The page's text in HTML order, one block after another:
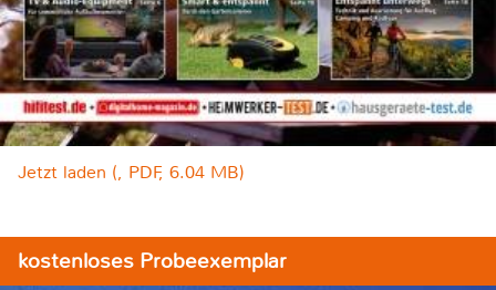
Jetzt laden (, PDF, 6.04 MB)
kostenloses Probeexemplar